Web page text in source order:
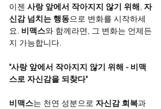
이젠 사랑 앞에서 작아지지 않기 위해, 자
신감 넘치는 행동으로 변화를 시작하세
요. 비맥스와 함께라면, 그 변화는 언제든
지 가능합니다.
"사랑 앞에서 작아지지 않기 위해 - 비맥
스로 자신감을 되찾다"
비맥스는 천연 성분으로 자신감 회복과